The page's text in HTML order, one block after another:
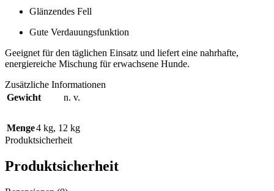
Glänzendes Fell
Gute Verdauungsfunktion
Geeignet für den täglichen Einsatz und liefert eine nahrhafte,
energiereiche Mischung für erwachsene Hunde.
Zusätzliche Informationen
Gewicht
n. v.
Menge4 kg, 12 kg
Produktsicherheit
Produktsicherheit